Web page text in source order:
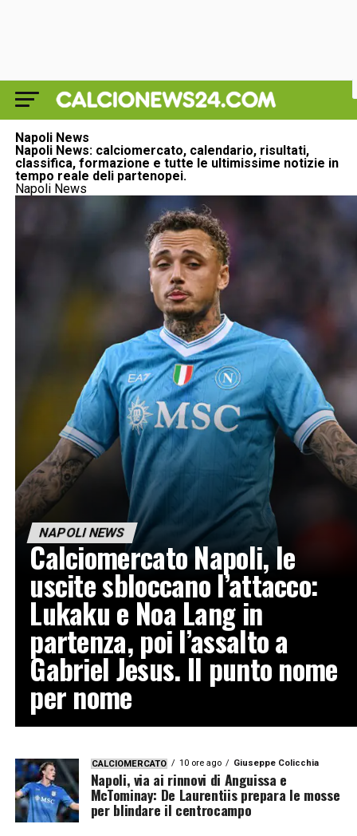
Napoli News
Napoli News: calciomercato, calendario, risultati,
classifica, formazione e tutte le ultimissime notizie in
tempo reale deli partenopei.
Napoli News
NAPOLI NEWS
Calciomercato Napoli, le
uscite sbloccano l’attacco:
Lukaku e Noa Lang in
partenza, poi l’assalto a
Gabriel Jesus. Il punto nome
per nome
CALCIOMERCATO 10 ore ago Giuseppe Colicchia
Napoli, via ai rinnovi di Anguissa e
McTominay: De Laurentiis prepara le mosse
per blindare il centrocampo